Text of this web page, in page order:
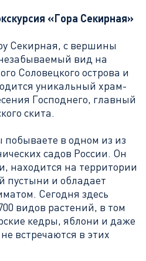
«Гора Секирная»
Секирная, с вершины
вид на
Соловецкого острова и
уникальный храм-
Господнего, главный
скита.
побываете в одном из из
садов России. Он
находится на территории
пустыни и обладает
Сегодня здесь
видов растений, в том
кедры, яблони и даже
встречаются в этих